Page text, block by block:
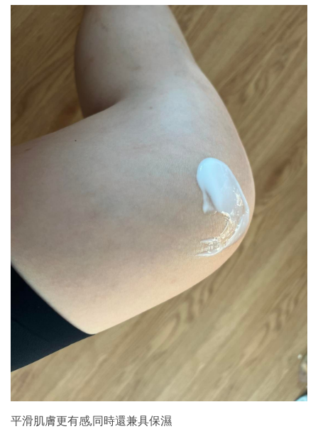
平滑肌膚更有感,同時還兼具保濕